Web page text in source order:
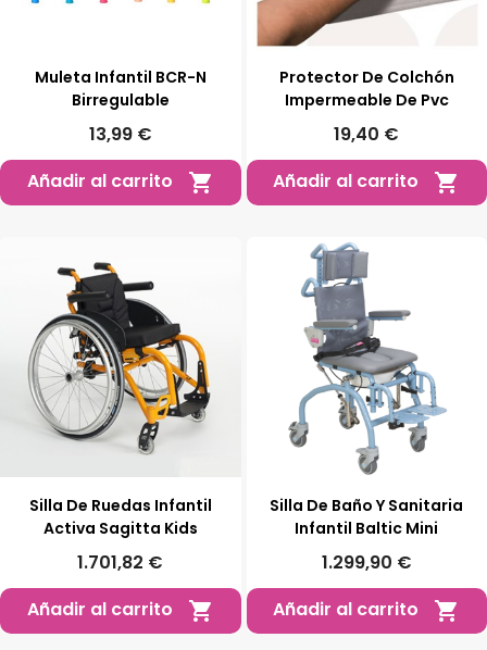
Muleta Infantil BCR-N
Birregulable
13,99 €
Añadir al carrito

Protector De Colchón
Impermeable De Pvc
19,40 €
Añadir al carrito

Silla De Ruedas Infantil
Activa Sagitta Kids
1.701,82 €
Añadir al carrito

Silla De Baño Y Sanitaria
Infantil Baltic Mini
1.299,90 €
Añadir al carrito
